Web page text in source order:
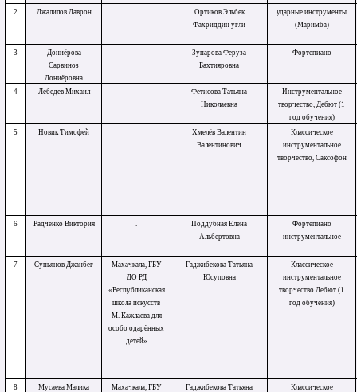
2 Джалилов Даврон
Ортиков Эльбек
Фахриддин угли
ударные инструменты
(Маримба)
3
Дониёрова
Сарвиноз
Дониёровна
Зупарова Феруза
Бахтияровна
Фортепиано
4 Лебедев Михаил
Фетисова Татьяна
Николаевна
Инструментальное
творчество, Дебют (1
год обучения)
5
Новик Тимофей
Хмелёв Валентин
Валентинович
Классическое
инструментальное
творчество, Саксофон
6 Радченко Виктория .
Поддубная Елена
Альбертовна
Фортепиано
инструментальное
7 Супьянов Джанбег
Махачкала, ГБУ
ДО РД
«Республиканская
школа искусств
М. Кажлаева для
особо одарённых
детей»
Гаджибекова Татьяна
Юсуповна
Классическое
инструментальное
творчество Дебют (1
год обучения)
8 Мусаева Малика
Махачкала, ГБУ
Гаджибекова Татьяна
Классическое